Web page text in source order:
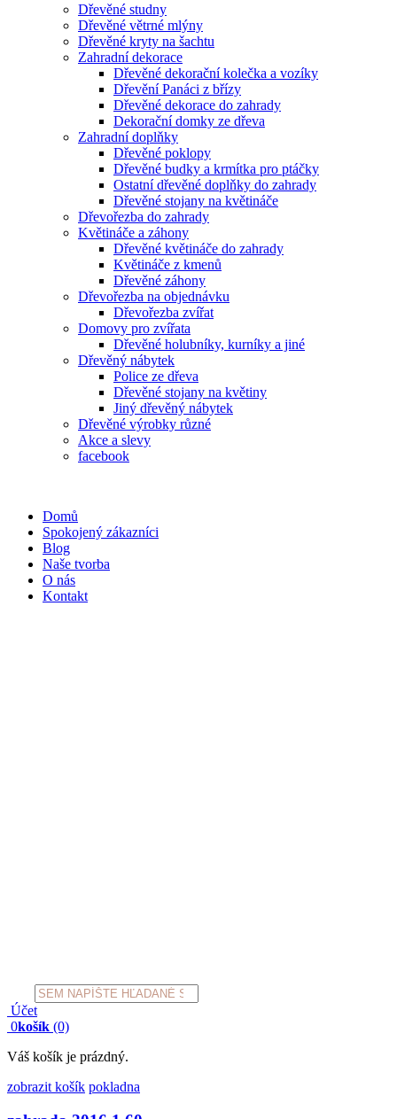
Dřevěné studny
Dřevěné větrné mlýny
Dřevěné kryty na šachtu
Zahradní dekorace
Dřevěné dekorační kolečka a vozíky
Dřevění Panáci z břízy
Dřevěné dekorace do zahrady
Dekorační domky ze dřeva
Zahradní doplňky
Dřevěné poklopy
Dřevěné budky a krmítka pro ptáčky
Ostatní dřevěné doplňky do zahrady
Dřevěné stojany na květináče
Dřevořezba do zahrady
Květináče a záhony
Dřevěné květináče do zahrady
Květináče z kmenů
Dřevěné záhony
Dřevořezba na objednávku
Dřevořezba zvířat
Domovy pro zvířata
Dřevěné holubníky, kurníky a jiné
Dřevěný nábytek
Police ze dřeva
Dřevěné stojany na květiny
Jiný dřevěný nábytek
Dřevěné výrobky různé
Akce a slevy
facebook
Domů
Spokojený zákazníci
Blog
Naše tvorba
O nás
Kontakt
Products
search
Účet
0košík (0)
Váš košík je prázdný.
zobrazit košík pokladna